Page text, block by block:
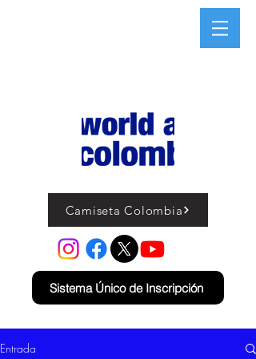
Camiseta Colombia
Sistema Único de Inscripción
Entrada